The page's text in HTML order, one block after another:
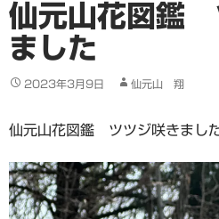
仙元山花図鑑
ました
2023年3月9日 仙元山 翔
仙元山花図鑑 ツツジ咲きまし